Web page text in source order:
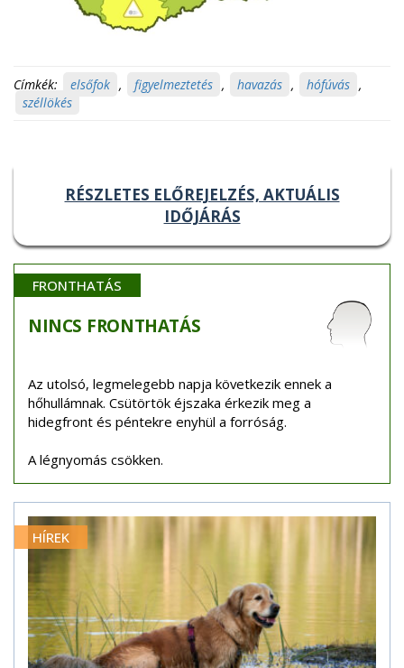
Címkék: elsőfok , figyelmeztetés , havazás , hófúvás ,
széllökés
RÉSZLETES ELŐREJELZÉS, AKTUÁLIS
IDŐJÁRÁS
FRONTHATÁS
NINCS FRONTHATÁS
Az utolsó, legmelegebb napja következik ennek a
hőhullámnak. Csütörtök éjszaka érkezik meg a
hidegfront és péntekre enyhül a forróság.
A légnyomás csökken.
HÍREK